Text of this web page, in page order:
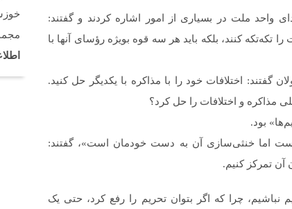
واحد ملت در بسیاری از امور اشاره کردند و گفتند:
تکه‌تکه کنند، بلکه باید هر سه قوه بویژه رؤسای آنها با
گفتند: اختلافات خود را با مذاکره با یکدیگر حل کنید.
مذاکره و اختلافات را حل کرد؟
بود.
اما خنثی‌سازی آن به دست خودمان است»، گفتند:
آن تمرکز کنیم.
نباشیم، چرا که اگر بتوان تحریم را رفع کرد، حتی یک